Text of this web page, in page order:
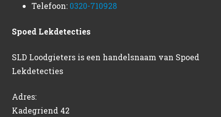
Telefoon: 0320-710928
Spoed Lekdetecties
SLD Loodgieters is een handelsnaam van Spoed
Lekdetecties
Adres:
Kadegriend 42